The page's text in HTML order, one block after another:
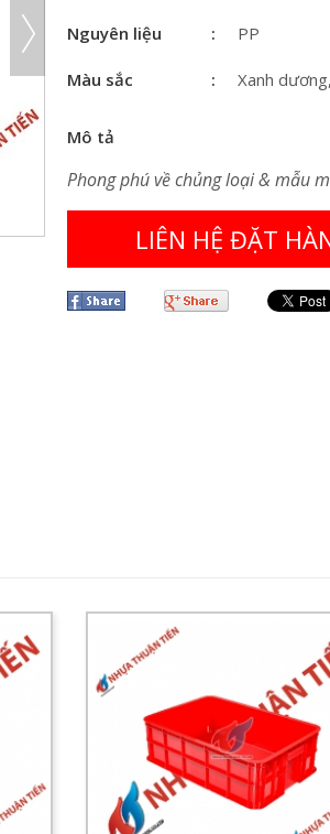
Nguyên liệu PP
Màu sắc Xanh
Mô tả
Phong phú về chủng loại & mẫu
LIÊN HỆ ĐẶT